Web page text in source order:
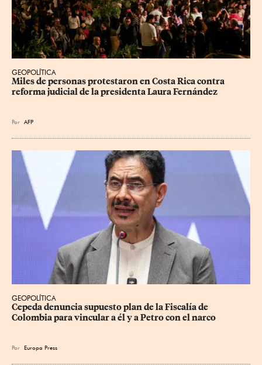
GEOPOLÍTICA
Miles de personas protestaron en Costa Rica contra
reforma judicial de la presidenta Laura Fernández
Por AFP
GEOPOLÍTICA
Cepeda denuncia supuesto plan de la Fiscalía de
Colombia para vincular a él y a Petro con el narco
Por Europa Press